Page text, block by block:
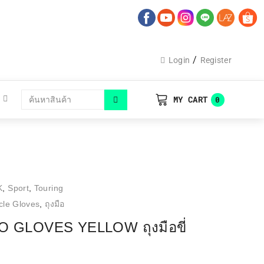
Login / Register
MY CART 0
, Sport, Touring
Gloves, ถุงมือ
GLOVES YELLOW ถุงมือขี่